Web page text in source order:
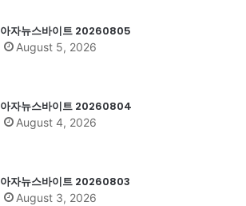
아자뉴스바이트 20260805
August 5, 2026
아자뉴스바이트 20260804
August 4, 2026
아자뉴스바이트 20260803
August 3, 2026